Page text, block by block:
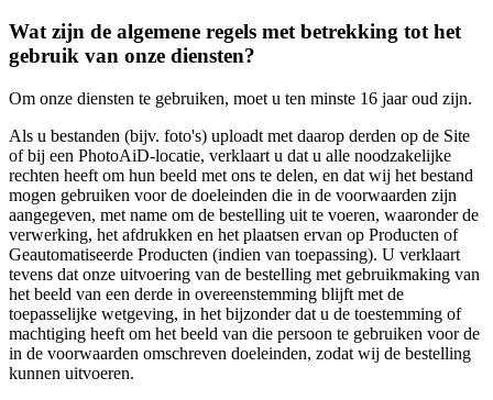
Wat zijn de algemene regels met betrekking tot het
gebruik van onze diensten?
Om onze diensten te gebruiken, moet u ten minste 16 jaar oud zijn.
Als u bestanden (bijv. foto's) uploadt met daarop derden op de Site
of bij een PhotoAiD-locatie, verklaart u dat u alle noodzakelijke
rechten heeft om hun beeld met ons te delen, en dat wij het bestand
mogen gebruiken voor de doeleinden die in de voorwaarden zijn
aangegeven, met name om de bestelling uit te voeren, waaronder de
verwerking, het afdrukken en het plaatsen ervan op Producten of
Geautomatiseerde Producten (indien van toepassing). U verklaart
tevens dat onze uitvoering van de bestelling met gebruikmaking van
het beeld van een derde in overeenstemming blijft met de
toepasselijke wetgeving, in het bijzonder dat u de toestemming of
machtiging heeft om het beeld van die persoon te gebruiken voor de
in de voorwaarden omschreven doeleinden, zodat wij de bestelling
kunnen uitvoeren.